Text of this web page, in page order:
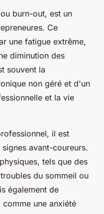
burn-out, est un
Ce
une fatigue extrême,
diminution des
souvent la
non géré et d'un
et la vie
il est
avant-coureurs.
tels que des
du sommeil ou
également de
une anxiété